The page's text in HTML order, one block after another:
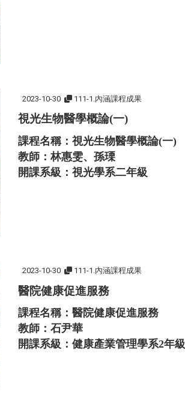
2023-10-30 111-1.內涵課程成果
視光生物醫學概論(一)
課程名稱：視光生物醫學概論(一)
教師：林惠雯、孫瑮
開課系級：視光學系二年級
2023-10-30 111-1.內涵課程成果
醫院健康促進服務
課程名稱：醫院健康促進服務
教師：石尹華
開課系級：健康產業管理學系2年級